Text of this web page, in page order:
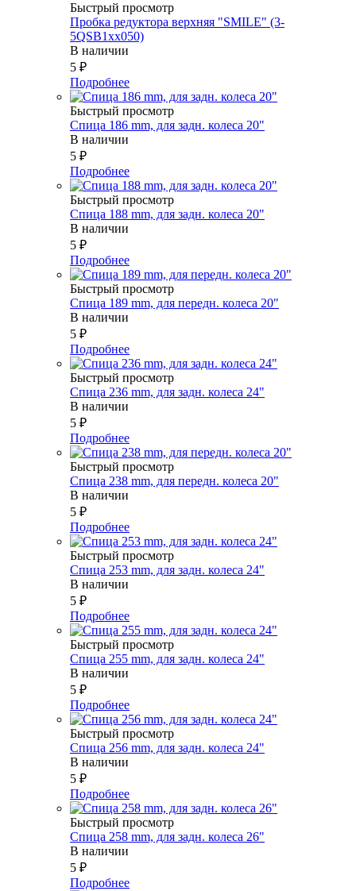
Быстрый просмотр
Пробка редуктора верхняя "SMILE" (3-
5QSB1xx050)
В наличии
5 ₽
Подробнее
Быстрый просмотр
Спица 186 mm, для задн. колеса 20"
В наличии
5 ₽
Подробнее
Быстрый просмотр
Спица 188 mm, для задн. колеса 20"
В наличии
5 ₽
Подробнее
Быстрый просмотр
Спица 189 mm, для передн. колеса 20"
В наличии
5 ₽
Подробнее
Быстрый просмотр
Спица 236 mm, для задн. колеса 24"
В наличии
5 ₽
Подробнее
Быстрый просмотр
Спица 238 mm, для передн. колеса 20"
В наличии
5 ₽
Подробнее
Быстрый просмотр
Спица 253 mm, для задн. колеса 24"
В наличии
5 ₽
Подробнее
Быстрый просмотр
Спица 255 mm, для задн. колеса 24"
В наличии
5 ₽
Подробнее
Быстрый просмотр
Спица 256 mm, для задн. колеса 24"
В наличии
5 ₽
Подробнее
Быстрый просмотр
Спица 258 mm, для задн. колеса 26"
В наличии
5 ₽
Подробнее